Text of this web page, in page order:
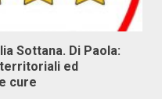
Sottana. Di Paola:
ed
cure